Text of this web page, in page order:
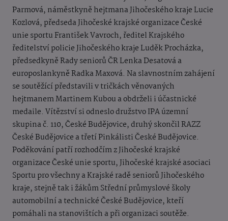
Parmová, náměstkyně hejtmana Jihočeského kraje Lucie
Kozlová, předseda Jihočeské krajské organizace České
unie sportu František Vavroch, ředitel Krajského
ředitelství policie Jihočeského kraje Luděk Procházka,
předsedkyně Rady seniorů ČR Lenka Desatová a
europoslankyně Radka Maxová. Na slavnostním zahájení
se soutěžící představili v tričkách věnovaných
hejtmanem Martinem Kubou a obdrželi i účastnické
medaile. Vítězství si odneslo družstvo IPA územní
skupina č. 110, České Budějovice, druhý skončil RAZZ
České Budějovice a třetí Pinkálisti České Budějovice.
Poděkování patří rozhodčím z Jihočeské krajské
organizace České unie sportu, Jihočeské krajské asociaci
Sportu pro všechny a Krajské radě seniorů Jihočeského
kraje, stejně tak i žákům Střední průmyslové školy
automobilní a technické České Budějovice, kteří
pomáhali na stanovištích a při organizaci soutěže.